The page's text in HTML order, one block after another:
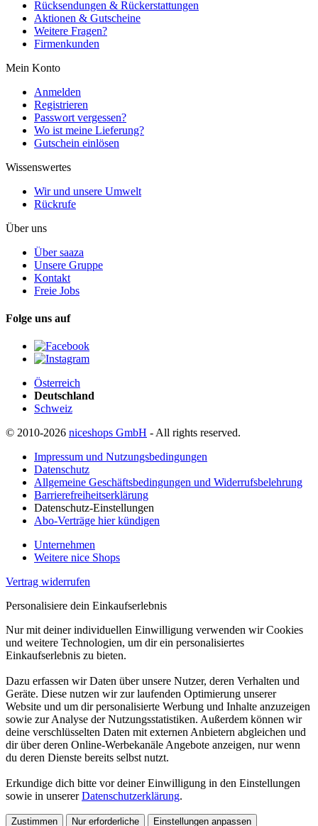
Rücksendungen & Rückerstattungen
Aktionen & Gutscheine
Weitere Fragen?
Firmenkunden
Mein Konto
Anmelden
Registrieren
Passwort vergessen?
Wo ist meine Lieferung?
Gutschein einlösen
Wissenswertes
Wir und unsere Umwelt
Rückrufe
Über uns
Über saaza
Unsere Gruppe
Kontakt
Freie Jobs
Folge uns auf
Österreich
Deutschland
Schweiz
© 2010-2026 niceshops GmbH - All rights reserved.
Impressum und Nutzungsbedingungen
Datenschutz
Allgemeine Geschäftsbedingungen und Widerrufsbelehrung
Barrierefreiheitserklärung
Datenschutz-Einstellungen
Abo-Verträge hier kündigen
Unternehmen
Weitere nice Shops
Vertrag widerrufen
Personalisiere dein Einkaufserlebnis
Nur mit deiner individuellen Einwilligung verwenden wir Cookies
und weitere Technologien, um dir ein personalisiertes
Einkaufserlebnis zu bieten.
Dazu erfassen wir Daten über unsere Nutzer, deren Verhalten und
Geräte. Diese nutzen wir zur laufenden Optimierung unserer
Website und um dir personalisierte Werbung und Inhalte anzuzeigen
sowie zur Analyse der Nutzungsstatistiken. Außerdem können wir
deine verschlüsselten Daten mit externen Anbietern abgleichen und
dir über deren Online-Werbekanäle Angebote anzeigen, nur wenn
du deren Dienste bereits selbst nutzt.
Erkundige dich bitte vor deiner Einwilligung in den Einstellungen
sowie in unsererDatenschutzerklärung.
Zustimmen Nur erforderliche Einstellungen anpassen